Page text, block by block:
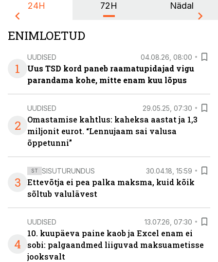
24H 72H Nädal
ENIMLOETUD
1
UUDISED 04.08.26, 08:00
Uus TSD kord paneb raamatupidajad vigu
parandama kohe, mitte enam kuu lõpus
2
UUDISED 29.05.25, 07:30
Omastamise kahtlus: kaheksa aastat ja 1,3
miljonit eurot. “Lennujaam sai valusa
õppetunni”
3
ST SISUTURUNDUS 30.04.18, 15:59
Ettevõtja ei pea palka maksma, kuid kõik
sõltub valulävest
4
UUDISED 13.07.26, 07:30
10. kuupäeva paine kaob ja Excel enam ei
sobi: palgaandmed liiguvad maksuametisse
jooksvalt